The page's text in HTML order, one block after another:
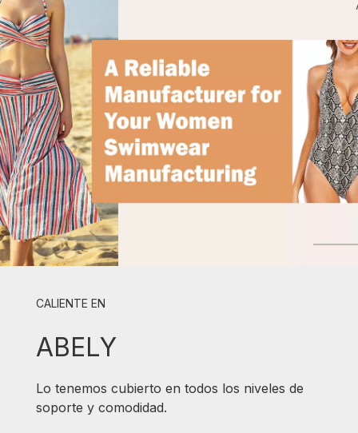
CALIENTE EN
ABELY
Lo tenemos cubierto en todos los niveles de
soporte y comodidad.